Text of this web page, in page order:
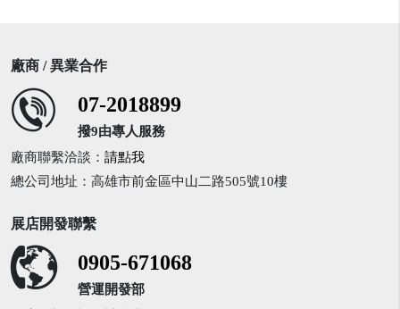
廠商 / 異業合作
07-2018899
撥9由專人服務
廠商聯繫洽談： 請點我
總公司地址：高雄市前金區中山二路505號10樓
展店開發聯繫
0905-671068
營運開發部